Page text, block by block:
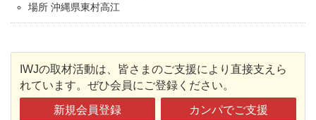
場所 沖縄県東村高江
IWJの取材活動は、皆さまのご支援により直接支えら
れています。ぜひ会員にご登録ください。
新規会員登録 カンパでご支援